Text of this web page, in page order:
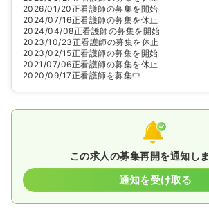
2026/01/20正看護師の募集を開始
2024/07/16正看護師の募集を休止
2024/04/08正看護師の募集を開始
2023/10/23正看護師の募集を休止
2023/02/15正看護師の募集を開始
2021/07/06正看護師の募集を休止
2020/09/17正看護師を募集中
この求人の募集再開を通知し
通知を受け取る